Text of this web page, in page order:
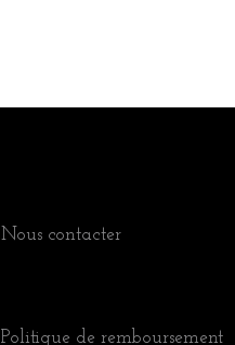
Nous contacter
Politique de remboursement